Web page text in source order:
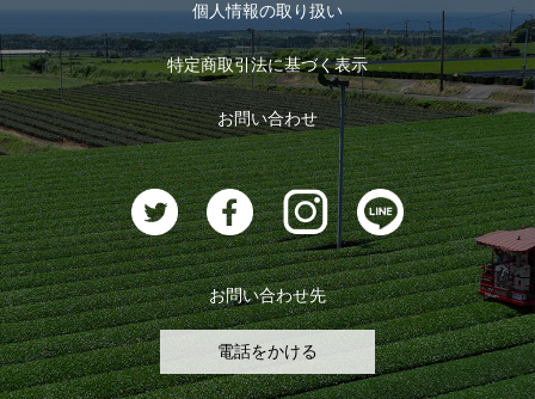
お茶のギフト
おすすめのお茶
お茶に合うスイーツ
ログイン
ログアウト
個人情報の取り扱い
特定商取引法に基づく表示
お問い合わせ
お問い合わせ先
電話をかける